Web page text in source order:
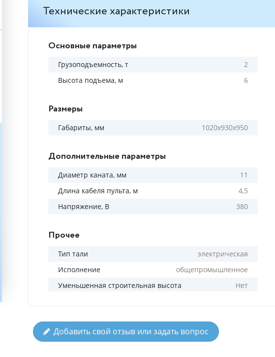
Технические характеристики
Основные параметры
Грузоподъемность, т
2
Высота подъема, м
6
Размеры
Габариты, мм 1020х930х950
Дополнительные параметры
Диаметр каната, мм
11
Длина кабеля пульта, м
4,5
Напряжение, В
380
Прочее
Тип тали
электрическая
Исполнение
общепромышленное
Уменьшенная строительная высота
Нет
Добавить свой отзыв или задать вопрос